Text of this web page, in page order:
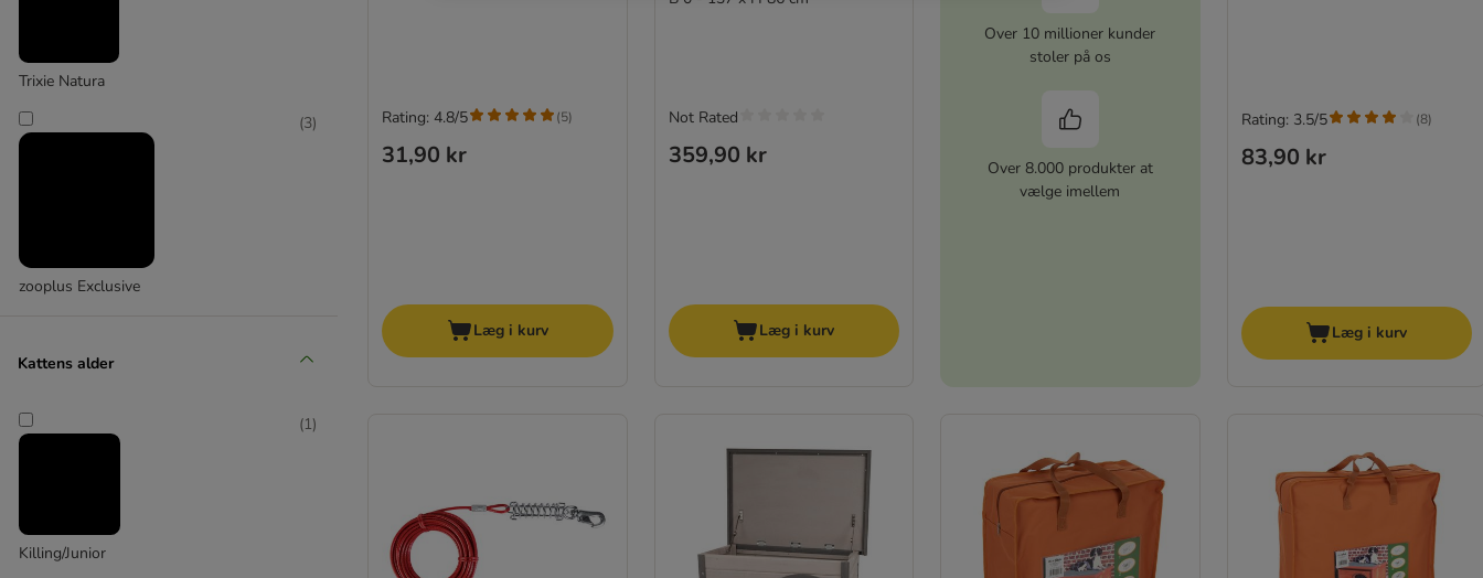
Gnaver legetøj & transport
Trixie Natura
zooplus Exclusive
(3)
Kattens alder
Killing/Junior
(1)
31,90 kr
Rating: 4.8/5 (5)
Læg i kurv
359,90 kr
Not Rated
Læg i kurv
Over 10 millioner kunder
stoler på os
Over 8.000 produkter at
vælge imellem
83,90 kr
Rating: 3.5/5 (8)
Læg i kurv